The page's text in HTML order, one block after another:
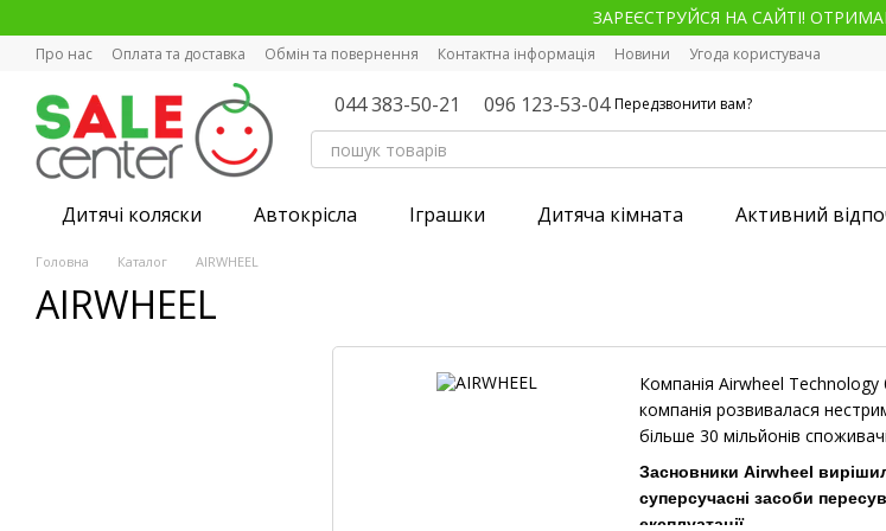
ЗАРЕЄСТРУЙСЯ НА САЙТІ!
Про нас Оплата та доставка Обмін та повернення Контактна інформація Новини Угода користувача
044 383-50-21 096 123-53-04 Передзвонити вам?
Дитячі коляски Автокрісла Іграшки Дитяча кімната Активний
Головна Каталог AIRWHEEL
AIRWHEEL
Компанія Airwheel Technology
компанія розвивалася
більше 30 мільйонів
Засновники Airwheel
суперсучасні засоби
експлуатації.